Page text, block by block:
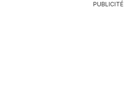
PUBLICITÉ